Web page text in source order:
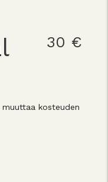
30 €
muuttaa kosteuden